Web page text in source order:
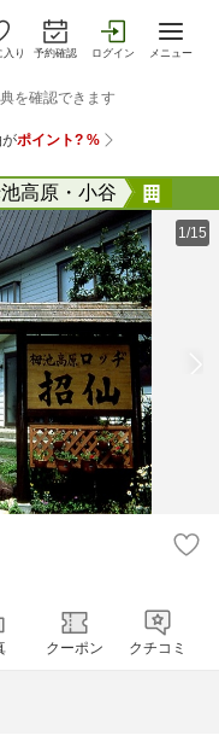
入り 予約確認 ログイン メニュー
高原・小谷
1/15
クーポン クチコミ